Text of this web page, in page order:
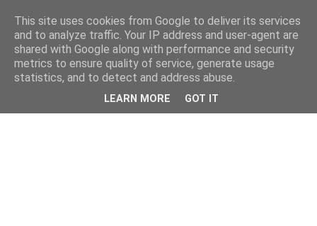
This site uses cookies from Google to deliver its services
and to analyze traffic. Your IP address and user-agent are
shared with Google along with performance and security
metrics to ensure quality of service, generate usage
statistics, and to detect and address abuse.
LEARN MORE GOT IT